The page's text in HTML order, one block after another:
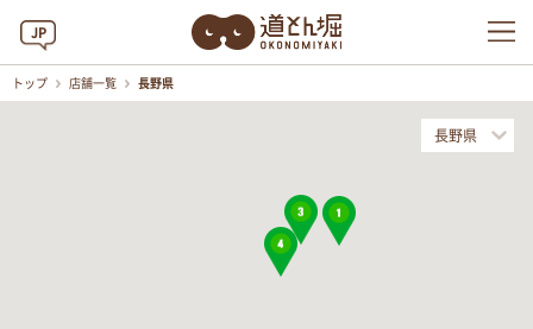
JP
トップ 店舗一覧 長野県
長野県